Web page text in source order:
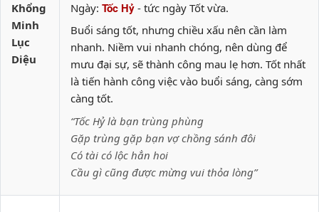
Khổng
Minh
Lục
Diệu
Ngày: Tốc Hỷ - tức ngày Tốt vừa.
Buổi sáng tốt, nhưng chiều xấu nên cần làm
nhanh. Niềm vui nhanh chóng, nên dùng để
mưu đại sự, sẽ thành công mau lẹ hơn. Tốt nhất
là tiến hành công việc vào buổi sáng, càng sớm
càng tốt.
“Tốc Hỷ là bạn trùng phùng
Gặp trùng gặp bạn vợ chồng sánh đôi
Có tài có lộc hẳn hoi
Cầu gì cũng được mừng vui thỏa lòng”